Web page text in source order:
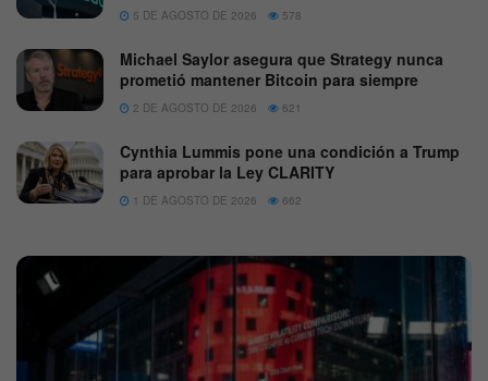
5 DE AGOSTO DE 2026 578
Michael Saylor asegura que Strategy nunca
prometió mantener Bitcoin para siempre
2 DE AGOSTO DE 2026 621
Cynthia Lummis pone una condición a Trump
para aprobar la Ley CLARITY
1 DE AGOSTO DE 2026 662